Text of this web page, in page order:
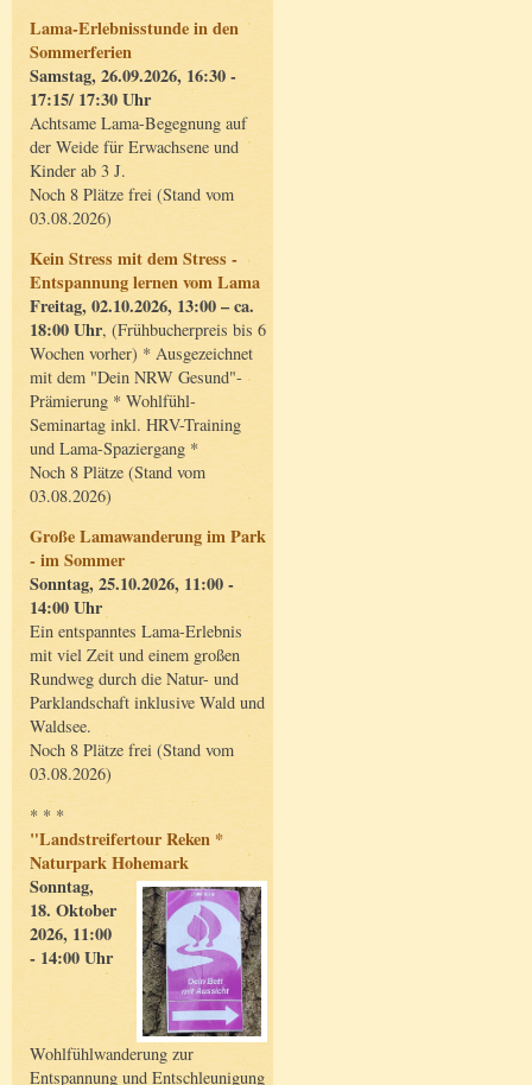
Lama-Erlebnisstunde in den
Sommerferien
Samstag, 26.09.2026, 16:30 -
17:15/ 17:30 Uhr
Achtsame Lama-Begegnung auf
der Weide für Erwachsene und
Kinder ab 3 J.
Noch 8 Plätze frei (Stand vom
03.08.2026)
Kein Stress mit dem Stress -
Entspannung lernen vom Lama
Freitag, 02.10.2026, 13:00 – ca.
18:00 Uhr, (Frühbucherpreis bis 6
Wochen vorher) * Ausgezeichnet
mit dem "Dein NRW Gesund"-
Prämierung * Wohlfühl-
Seminartag inkl. HRV-Training
und Lama-Spaziergang *
Noch 8 Plätze (Stand vom
03.08.2026)
Große Lamawanderung im Park
- im Sommer
Sonntag, 25.10.2026, 11:00 -
14:00 Uhr
Ein entspanntes Lama-Erlebnis
mit viel Zeit und einem großen
Rundweg durch die Natur- und
Parklandschaft inklusive Wald und
Waldsee.
Noch 8 Plätze frei (Stand vom
03.08.2026)
* * *
"Landstreifertour Reken *
Naturpark Hohemark
Sonntag,
18. Oktober
2026, 11:00
- 14:00 Uhr
Wohlfühlwanderung zur
Entspannung und Entschleunigung